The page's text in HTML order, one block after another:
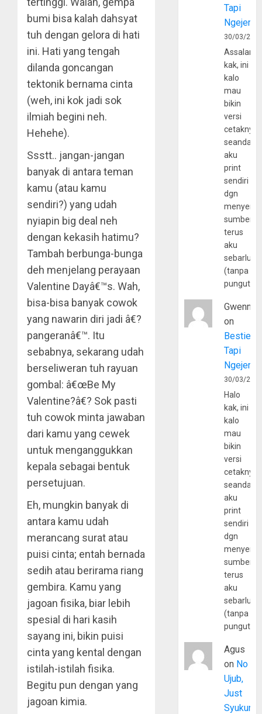
bumi bisa kalah dahsyat
tuh dengan gelora di hati
ini. Hati yang tengah
dilanda goncangan
tektonik bernama cinta
(weh, ini kok jadi sok
ilmiah begini neh.
Hehehe).
Ssstt.. jangan-jangan
banyak di antara teman
kamu (atau kamu
sendiri?) yang udah
nyiapin big deal neh
dengan kekasih hatimu?
Tambah berbunga-bunga
deh menjelang perayaan
Valentine Dayâ€™s. Wah,
bisa-bisa banyak cowok
yang nawarin diri jadi â€?
pangeranâ€™. Itu
sebabnya, sekarang udah
berseliweran tuh rayuan
gombal: â€œBe My
Valentine?â€? Sok pasti
tuh cowok minta jawaban
dari kamu yang cewek
untuk menganggukkan
kepala sebagai bentuk
persetujuan.
Eh, mungkin banyak di
antara kamu udah
merancang surat atau
puisi cinta; entah bernada
sedih atau berirama riang
gembira. Kamu yang
jagoan fisika, biar lebih
spesial di hari kasih
sayang ini, bikin puisi
cinta yang kental dengan
istilah-istilah fisika.
Begitu pun dengan yang
jagoan kimia.
Tapi
30/03/
kak, ini
kalo
mau
bikin
versi
cetaknya
aku
print
sendiri
dgn
sumber
terus
aku
(tanpa
Gwenny
on
Bestie
Tapi
30/03/
Halo
kak, ini
kalo
mau
bikin
versi
cetaknya
aku
print
sendiri
dgn
sumber
terus
aku
(tanpa
Agus
on No
Ujub,
Just
Syukur